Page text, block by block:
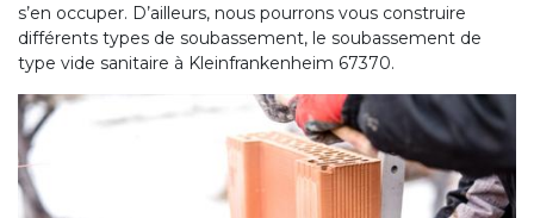
s’en occuper. D’ailleurs, nous pourrons vous construire
différents types de soubassement, le soubassement de
type vide sanitaire à Kleinfrankenheim 67370.